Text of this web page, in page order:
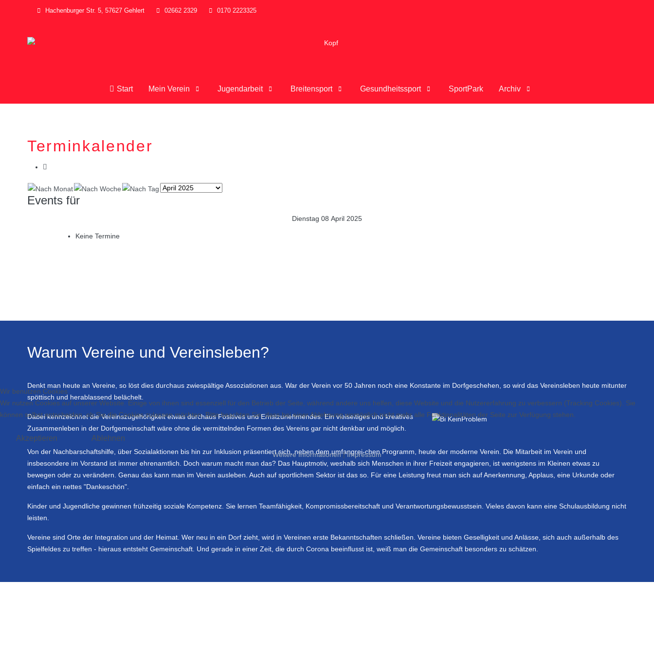
Hachenburger Str. 5, 57627 Gehlert 02662 2329 0170 2223325
Start Mein Verein Jugendarbeit Breitensport Gesundheitssport SportPark Archiv
Terminkalender
Events für
Dienstag 08 April 2025
Keine Termine
Warum Vereine und Vereinsleben?
Denkt man heute an Vereine, so löst dies durchaus zwiespältige Assoziationen aus. War der Verein vor 50 Jahren noch eine Konstante im Dorfgeschehen, so wird das Vereinsleben heute mitunter
spöttisch und herablassend belächelt.
Dabei kennzeichnet die Vereinszugehörigkeit etwas durchaus Positives und Ernstzunehmendes. Ein vielseitiges und kreatives
Zusammenleben in der Dorfgemeinschaft wäre ohne die vermittelnden Formen des Vereins gar nicht denkbar und möglich.
Von der Nachbarschaftshilfe, über Sozialaktionen bis hin zur Inklusion präsentiert sich, neben dem umfangrei-chen Programm, heute der moderne Verein. Die Mitarbeit im Verein und
insbesondere im Vorstand ist immer ehrenamtlich. Doch warum macht man das? Das Hauptmotiv, weshalb sich Menschen in ihrer Freizeit engagieren, ist wenigstens im Kleinen etwas zu
bewegen oder zu verändern. Genau das kann man im Verein ausleben. Auch auf sportlichem Sektor ist das so. Für eine Leistung freut man sich auf Anerkennung, Applaus, eine Urkunde oder
einfach ein nettes "Dankeschön".
Kinder und Jugendliche gewinnen frühzeitig soziale Kompetenz. Sie lernen Teamfähigkeit, Kompromissbereitschaft und Verantwortungsbewusstsein. Vieles davon kann eine Schulausbildung nicht
leisten.
Vereine sind Orte der Integration und der Heimat. Wer neu in ein Dorf zieht, wird in Vereinen erste Bekanntschaften schließen. Vereine bieten Geselligkeit und Anlässe, sich auch außerhalb des
Spielfeldes zu treffen - hieraus entsteht Gemeinschaft. Und gerade in einer Zeit, die durch Corona beeinflusst ist, weiß man die Gemeinschaft besonders zu schätzen.
Wir benutzen Cookies
Wir nutzen Cookies auf unserer Website. Einige von ihnen sind essenziell für den Betrieb der Seite, während andere uns helfen, diese Website und die Nutzererfahrung zu verbessern (Tracking Cookies). Sie
können selbst entscheiden, ob Sie die Cookies zulassen möchten. Bitte beachten Sie, dass bei einer Ablehnung womöglich nicht mehr alle Funktionalitäten der Seite zur Verfügung stehen.
Akzeptieren Ablehnen
Weitere Informationen|Impressum